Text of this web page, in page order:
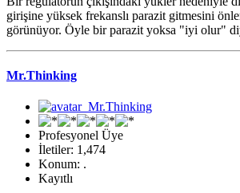
girişine yüksek frekanslı parazit gitmesini
görünüyor. Öyle bir parazit yoksa "iyi olur"
Mr.Thinking
Profesyonel Üye
İletiler: 1,474
Konum: .
Kayıtlı